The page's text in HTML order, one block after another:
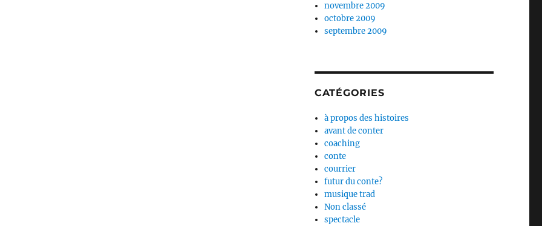
novembre 2009
octobre 2009
septembre 2009
CATÉGORIES
à propos des histoires
avant de conter
coaching
conte
courrier
futur du conte?
musique trad
Non classé
spectacle